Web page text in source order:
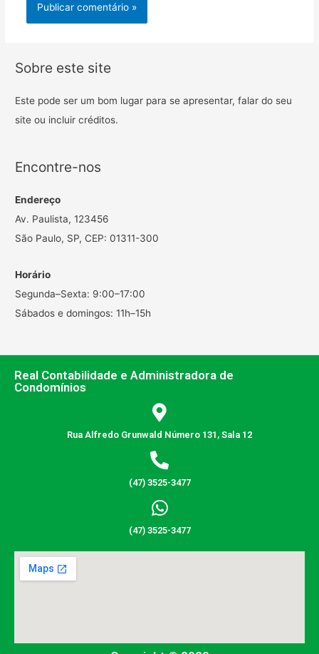
Sobre este site
Este pode ser um bom lugar para se apresentar, falar do seu
site ou incluir créditos.
Encontre-nos
Endereço
Av. Paulista, 123456
São Paulo, SP, CEP: 01311-300
Horário
Segunda–Sexta: 9:00–17:00
Sábados e domingos: 11h–15h
Real Contabilidade e Administradora de
Condomínios
Rua Alfredo Grunwald Número 131, Sala 12
(47) 3525-3477
(47) 3525-3477